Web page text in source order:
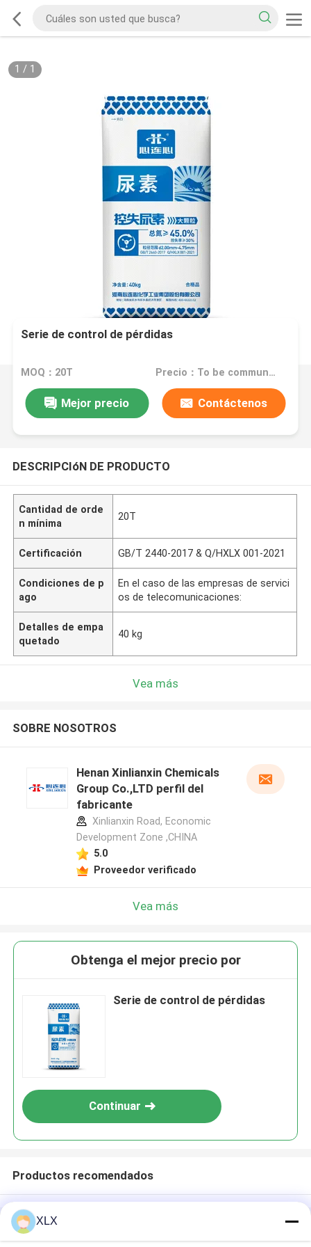
1 / 1
Serie de control de pérdidas
MOQ：20T Precio：To be communicated
Mejor precio Contáctenos
DESCRIPCIóN DE PRODUCTO
Cantidad de orde
n mínima
20T
Certificación GB/T 2440-2017 & Q/HXLX 001-2021
Condiciones de p
ago
En el caso de las empresas de servici
os de telecomunicaciones:
Detalles de empa
quetado
40 kg
Vea más
SOBRE NOSOTROS
Henan Xinlianxin Chemicals
Group Co.,LTD perfil del
fabricante
Xinlianxin Road, Economic
Development Zone ,CHINA
5.0
Proveedor verificado
Vea más
Obtenga el mejor precio por
Serie de control de pérdidas
Continuar
Productos recomendados
Inicio
Mapa del Sitio
Política de privacidad
XLX